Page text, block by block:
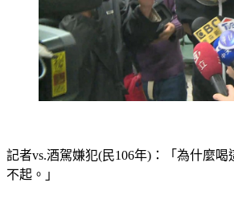
記者vs.酒駕嫌犯(民106年)：「為什麼
不起。」